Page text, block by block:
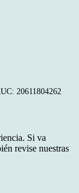
20611804262
Si va
revise nuestras